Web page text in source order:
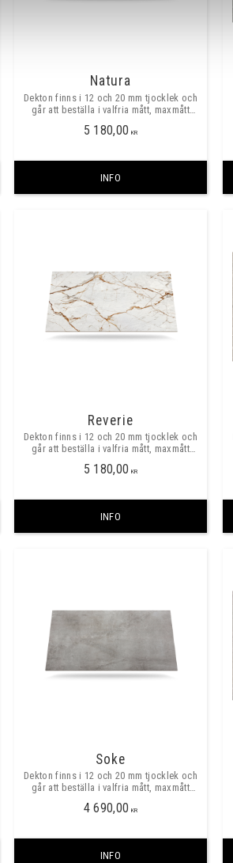
Natura
Dekton finns i 12 och 20 mm tjocklek och
går att beställa i valfria mått, maxmått
5 180,00 KR
INFO
Reverie
Dekton finns i 12 och 20 mm tjocklek och
går att beställa i valfria mått, maxmått
5 180,00 KR
INFO
Soke
Dekton finns i 12 och 20 mm tjocklek och
går att beställa i valfria mått, maxmått
4 690,00 KR
INFO